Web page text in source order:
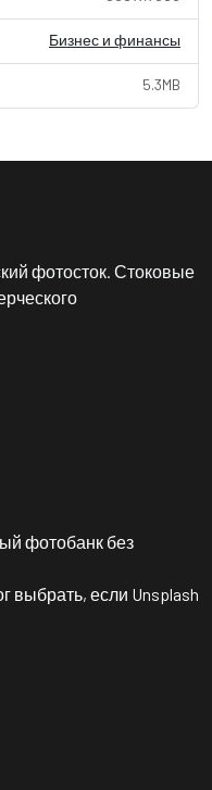
Бизнес и финансы
5.3MB
фотосток. Стоковые
фотобанк без
выбрать, если Unsplash